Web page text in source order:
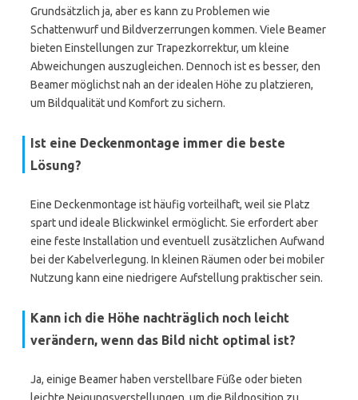
Grundsätzlich ja, aber es kann zu Problemen wie
Schattenwurf und Bildverzerrungen kommen. Viele Beamer
bieten Einstellungen zur Trapezkorrektur, um kleine
Abweichungen auszugleichen. Dennoch ist es besser, den
Beamer möglichst nah an der idealen Höhe zu platzieren,
um Bildqualität und Komfort zu sichern.
Ist eine Deckenmontage immer die beste
Lösung?
Eine Deckenmontage ist häufig vorteilhaft, weil sie Platz
spart und ideale Blickwinkel ermöglicht. Sie erfordert aber
eine feste Installation und eventuell zusätzlichen Aufwand
bei der Kabelverlegung. In kleinen Räumen oder bei mobiler
Nutzung kann eine niedrigere Aufstellung praktischer sein.
Kann ich die Höhe nachträglich noch leicht
verändern, wenn das Bild nicht optimal ist?
Ja, einige Beamer haben verstellbare Füße oder bieten